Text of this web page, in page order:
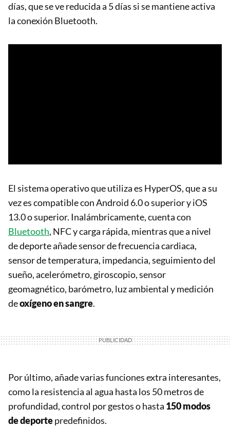
días, que se ve reducida a 5 días si se mantiene activa
la conexión Bluetooth.
El sistema operativo que utiliza es HyperOS, que a su
vez es compatible con Android 6.0 o superior y iOS
13.0 o superior. Inalámbricamente, cuenta con
Bluetooth, NFC y carga rápida, mientras que a nivel
de deporte añade sensor de frecuencia cardiaca,
sensor de temperatura, impedancia, seguimiento del
sueño, acelerómetro, giroscopio, sensor
geomagnético, barómetro, luz ambiental y medición
deoxígeno en sangre.
Por último, añade varias funciones extra interesantes,
como la resistencia al agua hasta los 50 metros de
profundidad, control por gestos o hasta 150 modos
de deportepredefinidos.